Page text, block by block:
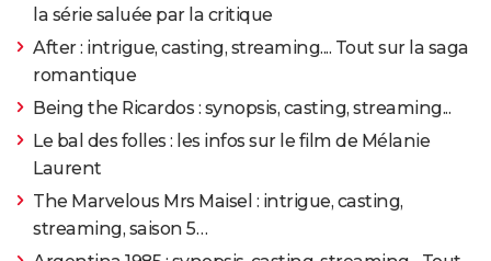
la série saluée par la critique
After : intrigue, casting, streaming.... Tout sur la saga
romantique
Being the Ricardos : synopsis, casting, streaming...
Le bal des folles : les infos sur le film de Mélanie
Laurent
The Marvelous Mrs Maisel : intrigue, casting,
streaming, saison 5…